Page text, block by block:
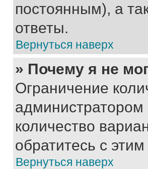
постоянным), а
ответы.
Вернуться наверх
» Почему я не
Ограничение
количество
обратитесь с
Вернуться наверх